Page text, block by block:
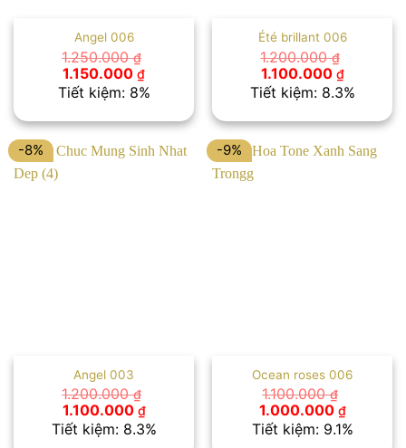
Angel 006
1.250.000₫
Giá
gốc
là:
1.150.000 ₫Giá
hiện
tại
1.150.000 ₫.
Tiết kiệm: 8%
Été brillant 006
1.200.000₫
Giá
gốc
là:
1.100.000 ₫Giá
hiện
tại
Tiết kiệm: 8.3%
-8%
Angel 003
1.200.000₫
Giá
gốc
là:
1.100.000 ₫Giá
hiện
tại
Tiết kiệm: 8.3%
-9%
Ocean roses 006
1.100.000₫
Giá
gốc
là:
1.000.000 ₫Giá
hiện
tại
Tiết kiệm: 9.1%